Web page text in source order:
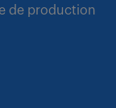
de production